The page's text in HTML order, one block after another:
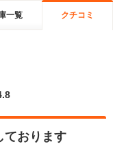
一覧 クチコミ
ております